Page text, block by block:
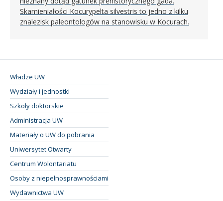
Skamieniałości Kocurypelta silvestris to jedno z kilku
znalezisk paleontologów na stanowisku w Kocurach.
Władze UW
Wydziały i jednostki
Szkoły doktorskie
Administracja UW
Materiały o UW do pobrania
Uniwersytet Otwarty
Centrum Wolontariatu
Osoby z niepełnosprawnościami
Wydawnictwa UW